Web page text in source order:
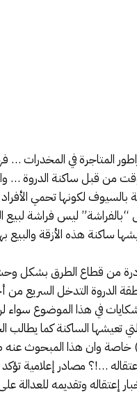
المتاجرة في
من قبل ساكنة الدروة …
لكونها تحمي
ليس فراشة
ساكنة هذه الأزقة
من قطاع الطرق
الدروة التدخل السريع
في هذا الموضوع سواء
الساكنة كما يطالب
وان هذا المبحوث
…!؟ مصادر إعلامية تؤكد
وتقديمه للعدالة